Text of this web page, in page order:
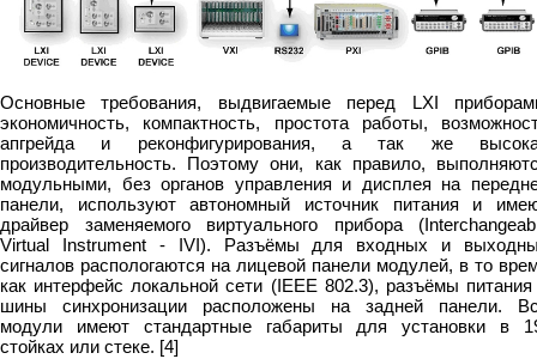
Основные требования, выдвигаемые перед LXI
экономичность, компактность, простота работы,
апгрейда и реконфигурирования, а так же
производительность. Поэтому они, как правило,
модульными, без органов управления и дисплея на
панели, используют автономный источник питания и
драйвер заменяемого виртуального прибора
Virtual Instrument - IVI). Разъёмы для входных и
сигналов распологаются на лицевой панели модулей, в то
как интерфейс локальной сети (IEEE 802.3), разъёмы
шины синхронизации расположены на задней панели.
модули имеют стандартные габариты для установки в
стойках или стеке. [4]